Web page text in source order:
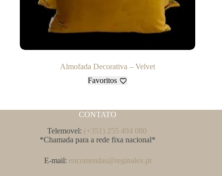
Almofada Decorativa – Velvet
Favoritos
CONTATO
Telemovel: (+351) 255 494 080
*Chamada para a rede fixa nacional*
E-mail: encomendas@reginalex.pt